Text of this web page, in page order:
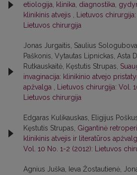
etiologija, klinika, diagnostika,
klinikinis atvejis
Lietuvos
Lietuvos chirurgija
Jonas Jurgaitis, Saulius
Paškonis, Vytautas Lipnickas, Asta
Rutkauskaitė, Kęstutis Strupas,
invaginacija: klinikinio atvejo
apžvalga
Lietuvos chirurgija: Vol.
Lietuvos chirurgija
Edgaras Kulikauskas, Eligijus
Kęstutis Strupas, Gigantinė
klinikinis atvejis ir literatūros
Vol. 10 No. 1-2 (2012): Lietuvos
Agnius Juška, Ieva Žostautienė,